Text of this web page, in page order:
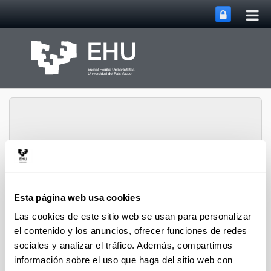
Esta página web usa cookies
Las cookies de este sitio web se usan para personalizar
el contenido y los anuncios, ofrecer funciones de redes
sociales y analizar el tráfico. Además, compartimos
información sobre el uso que haga del sitio web con
Difusión